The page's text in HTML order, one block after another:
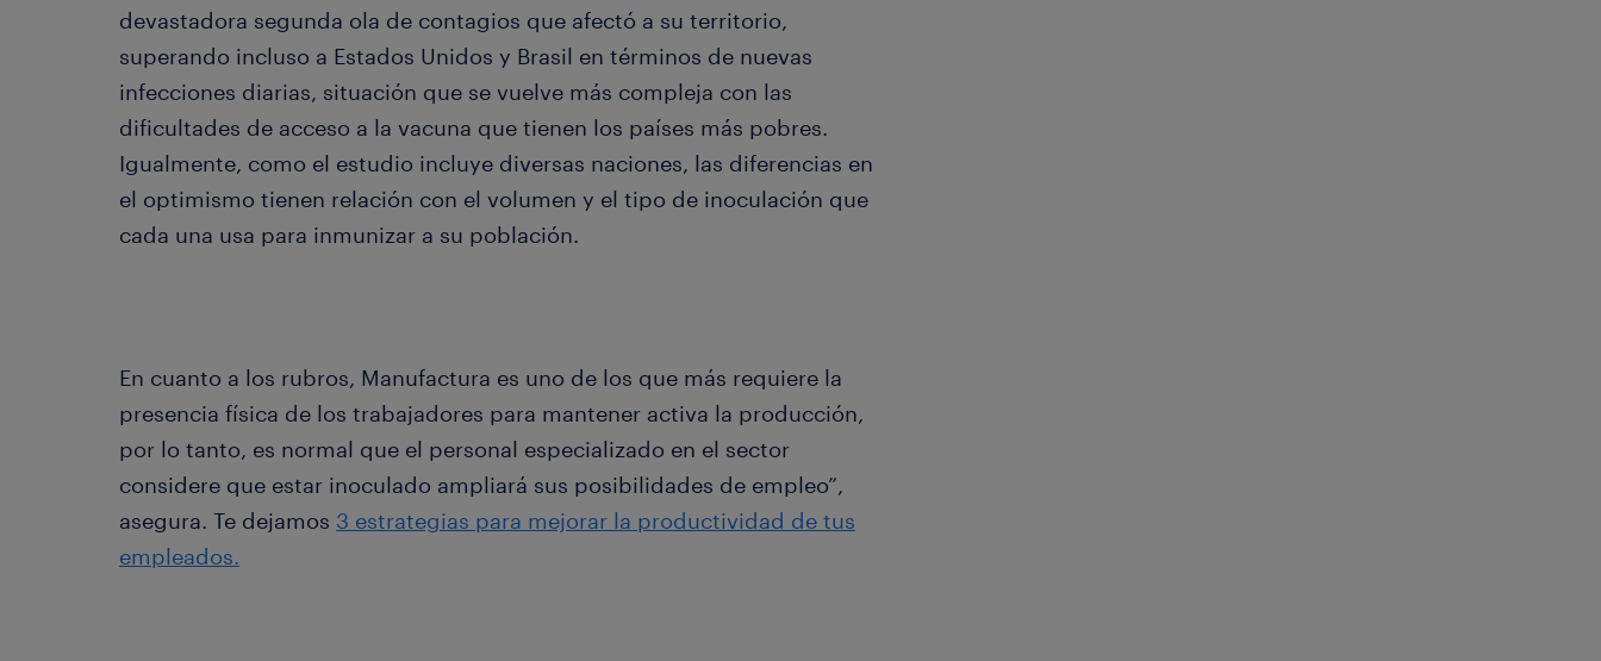
devastadora segunda ola de contagios que afectó a su territorio,
superando incluso a Estados Unidos y Brasil en términos de nuevas
infecciones diarias, situación que se vuelve más compleja con las
dificultades de acceso a la vacuna que tienen los países más pobres.
Igualmente, como el estudio incluye diversas naciones, las diferencias en
el optimismo tienen relación con el volumen y el tipo de inoculación que
cada una usa para inmunizar a su población.
En cuanto a los rubros, Manufactura es uno de los que más requiere la
presencia física de los trabajadores para mantener activa la producción,
por lo tanto, es normal que el personal especializado en el sector
considere que estar inoculado ampliará sus posibilidades de empleo”,
asegura. Te dejamos 3 estrategias para mejorar la productividad de tus
empleados.